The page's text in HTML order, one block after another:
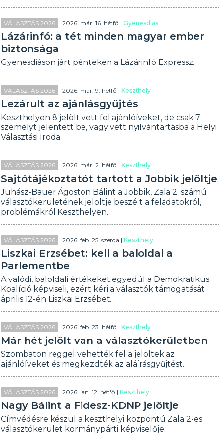
VÁLASZTÁS 2026 | 2026. már. 16. hétfő |Gyenesdiás
Lázárinfó: a tét minden magyar ember
biztonsága
Gyenesdiáson járt pénteken a Lázárinfó Expressz.
VÁLASZTÁS 2026 | 2026. már. 9. hétfő |Keszthely
Lezárult az ajánlásgyűjtés
Keszthelyen 8 jelölt vett fel ajánlóíveket, de csak 7
személyt jelentett be, vagy vett nyilvántartásba a Helyi
Választási Iroda.
VÁLASZTÁS 2026 | 2026. már. 2. hétfő |Keszthely
Sajtótájékoztatót tartott a Jobbik jelöltje
Juhász-Bauer Ágoston Bálint a Jobbik, Zala 2. számú
választókerületének jelöltje beszélt a feladatokról,
problémákról Keszthelyen.
VÁLASZTÁS 2026 | 2026. feb. 25. szerda |Keszthely
Liszkai Erzsébet: kell a baloldal a
Parlementbe
A valódi, baloldali értékeket egyedül a Demokratikus
Koalíció képviseli, ezért kéri a választók támogatását
április 12-én Liszkai Erzsébet.
VÁLASZTÁS 2026 | 2026. feb. 23. hétfő |Keszthely
Már hét jelölt van a választókerületben
Szombaton reggel vehették fel a jelöltek az
ajánlóíveket és megkezdték az aláírásgyűjtést.
VÁLASZTÁS 2026 | 2026. jan. 12. hétfő |Keszthely
Nagy Bálint a Fidesz-KDNP jelöltje
Címvédésre készül a keszthelyi központú Zala 2-es
választókerület kormánypárti képviselője.